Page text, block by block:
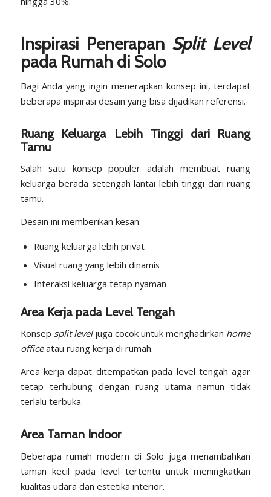
Inspirasi Penerapan Split Level
pada Rumah di Solo
Bagi Anda yang ingin menerapkan konsep ini, terdapat
beberapa inspirasi desain yang bisa dijadikan referensi.
Ruang Keluarga Lebih Tinggi dari Ruang
Tamu
Salah satu konsep populer adalah membuat ruang
keluarga berada setengah lantai lebih tinggi dari ruang
tamu.
Desain ini memberikan kesan:
Ruang keluarga lebih privat
Visual ruang yang lebih dinamis
Interaksi keluarga tetap nyaman
Area Kerja pada Level Tengah
Konsep split leveljuga cocok untuk menghadirkan home
officeatau ruang kerja di rumah.
Area kerja dapat ditempatkan pada level tengah agar
tetap terhubung dengan ruang utama namun tidak
terlalu terbuka.
Area Taman Indoor
Beberapa rumah modern di Solo juga menambahkan
taman kecil pada level tertentu untuk meningkatkan
kualitas udara dan estetika interior.